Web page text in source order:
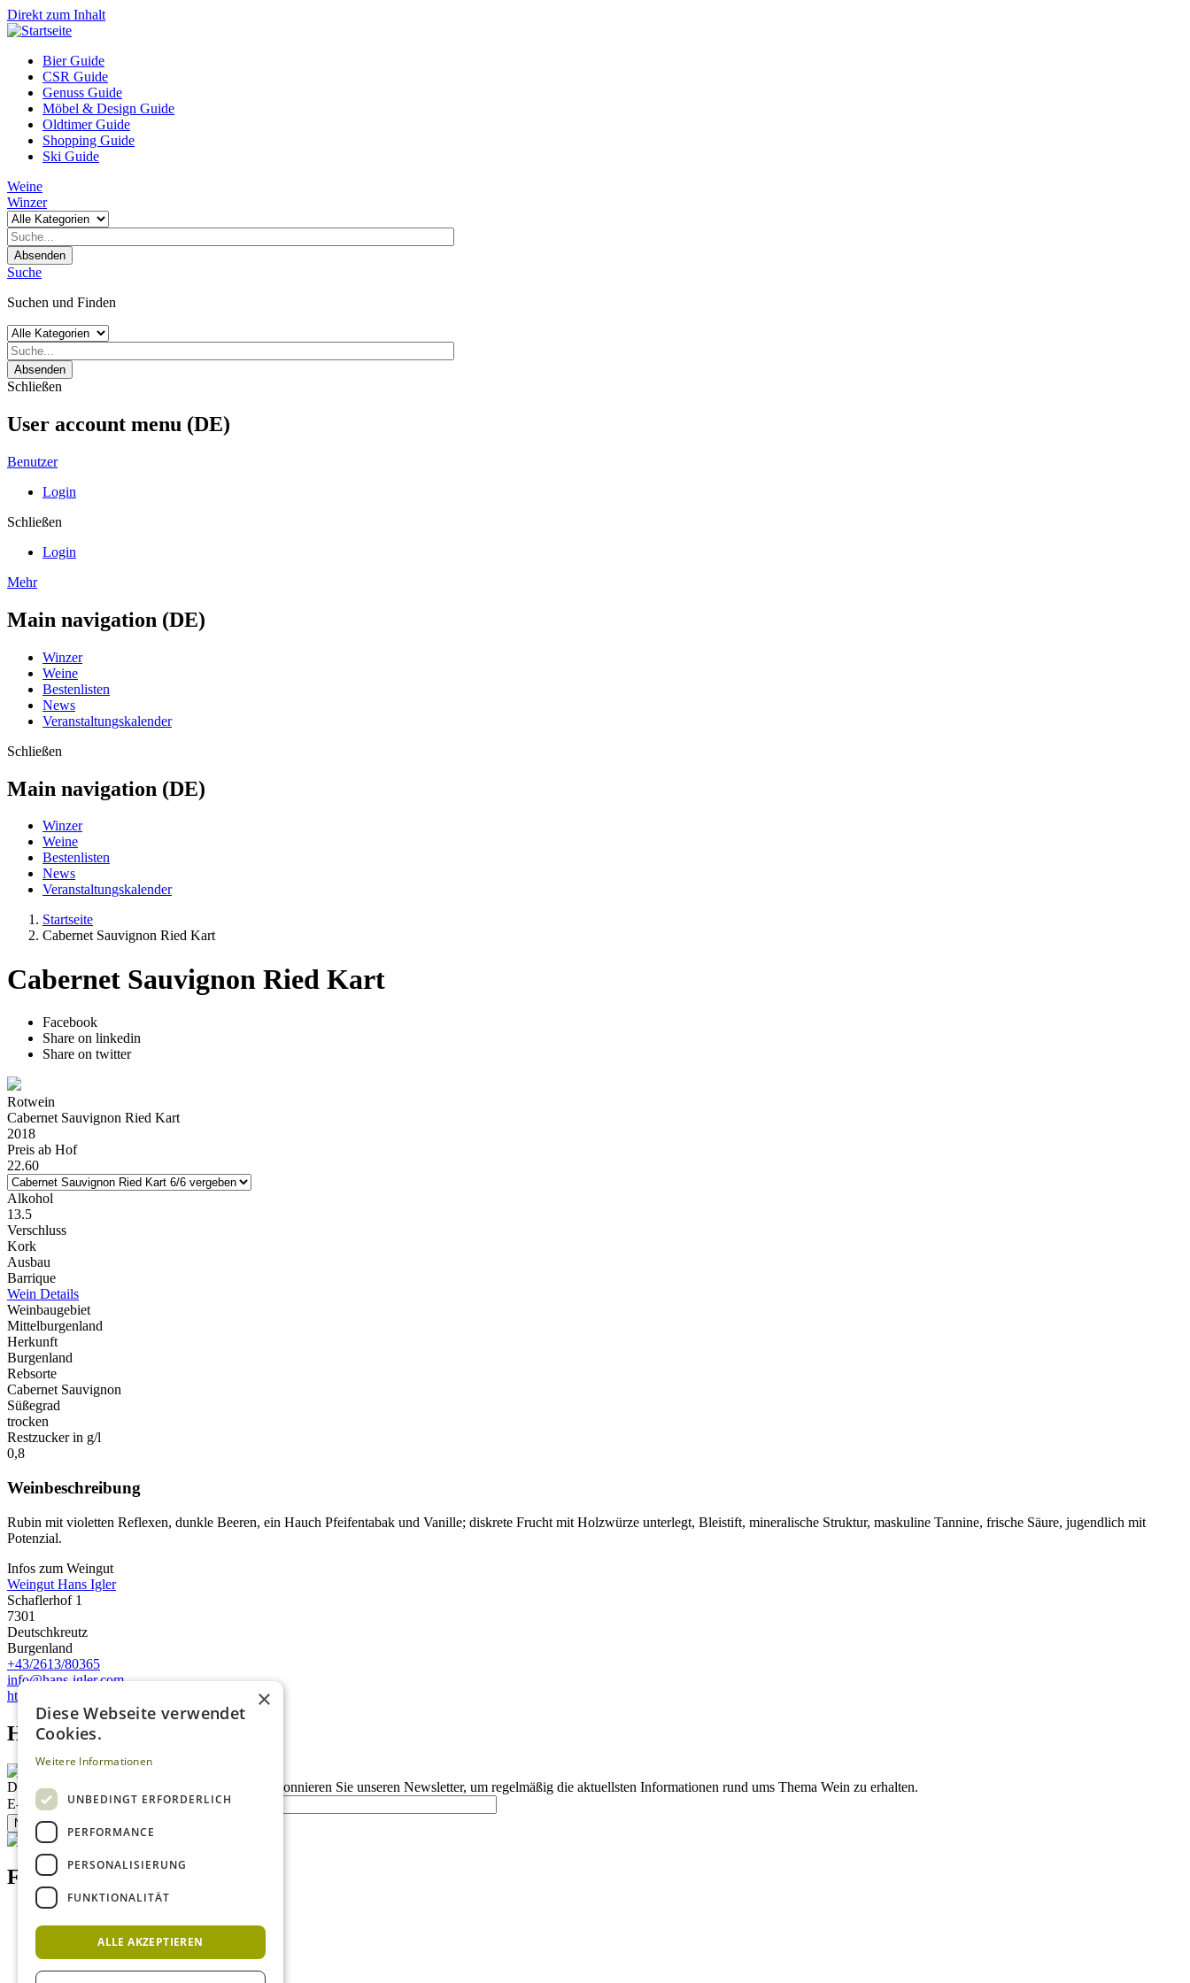
Direkt zum Inhalt
Bier Guide
CSR Guide
Genuss Guide
Möbel & Design Guide
Oldtimer Guide
Shopping Guide
Ski Guide
Weine
Winzer
Absenden
Suche
Suchen und Finden
Absenden
Schließen
User account menu (DE)
Benutzer
Login
Schließen
Login
Mehr
Main navigation (DE)
Winzer
Weine
Bestenlisten
News
Veranstaltungskalender
Schließen
Main navigation (DE)
Winzer
Weine
Bestenlisten
News
Veranstaltungskalender
Startseite
Cabernet Sauvignon Ried Kart
Cabernet Sauvignon Ried Kart
Facebook
Share on linkedin
Share on twitter
Rotwein
Cabernet Sauvignon Ried Kart
2018
Preis ab Hof
22.60
Alkohol
13.5
Verschluss
Kork
Ausbau
Barrique
Wein Details
Weinbaugebiet
Mittelburgenland
Herkunft
Burgenland
Rebsorte
Cabernet Sauvignon
Süßegrad
trocken
Restzucker in g/l
0,8
Weinbeschreibung
Rubin mit violetten Reflexen, dunkle Beeren, ein Hauch Pfeifentabak und Vanille; diskrete Frucht mit Holzwürze unterlegt, Bleistift, mineralische Struktur, maskuline Tannine, frische Säure, jugendlich mit
Potenzial.
Infos zum Weingut
Weingut Hans Igler
Schaflerhof 1
7301
Deutschkreutz
Burgenland
+43/2613/80365
info@hans-igler.com
https://hans-igler.com/
Homepage advert block
Description
Abonnieren Sie unseren Newsletter, um regelmäßig die aktuellsten Informationen rund ums Thema Wein zu erhalten.
E-Mail
Newsletter bestellen
Footer menu (DE)
Nutzungsbedingungen
Impressum
×
Diese Webseite verwendet
Cookies.
Weitere Informationen
UNBEDINGT ERFORDERLICH
PERFORMANCE
PERSONALISIERUNG
FUNKTIONALITÄT
ALLE AKZEPTIEREN